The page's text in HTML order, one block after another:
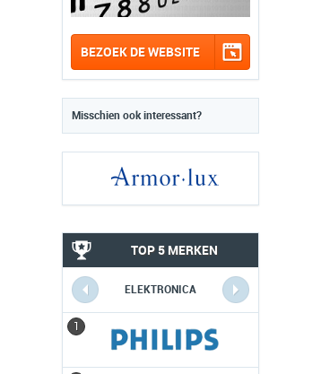
BEZOEK DE WEBSITE
Misschien ook interessant?
TOP 5 MERKEN
ELEKTRONICA
1